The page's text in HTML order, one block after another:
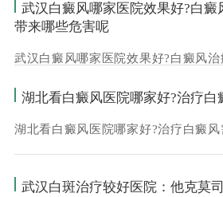
武汉白癜风哪家医院效果好?白癜
带来哪些危害呢
武汉白癜风哪家医院效果好?白癜风
湖北看白癜风医院哪家好?治疗白
湖北看白癜风医院哪家好?治疗白癜
武汉白斑治疗较好医院：他克莫